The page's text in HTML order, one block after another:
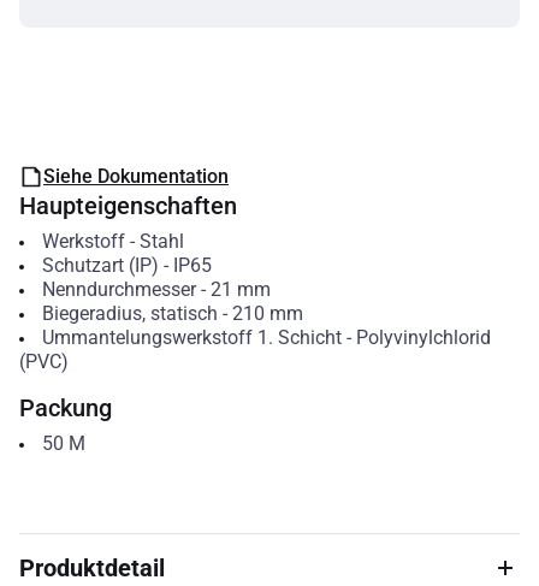
Siehe Dokumentation
Haupteigenschaften
Werkstoff- Stahl
Schutzart (IP) - IP65
Nenndurchmesser- 21 mm
Biegeradius, statisch - 210 mm
Ummantelungswerkstoff 1. Schicht- Polyvinylchlorid
(PVC)
Packung
50 M
Produktdetail